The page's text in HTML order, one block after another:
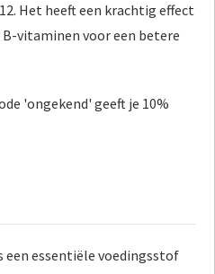
Het heeft een krachtig effect
vitaminen voor een betere
'ongekend' geeft je 10%
een essentiële voedingsstof